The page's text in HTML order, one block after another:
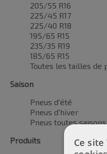
205/55 R16
225/45 R17
225/40 R18
195/65 R15
235/35 R19
185/65 R15
Toutes les tailles de
Saison
Pneus d'été
Pneus d'hiver
Pneus toutes saisons
Produits
Ce